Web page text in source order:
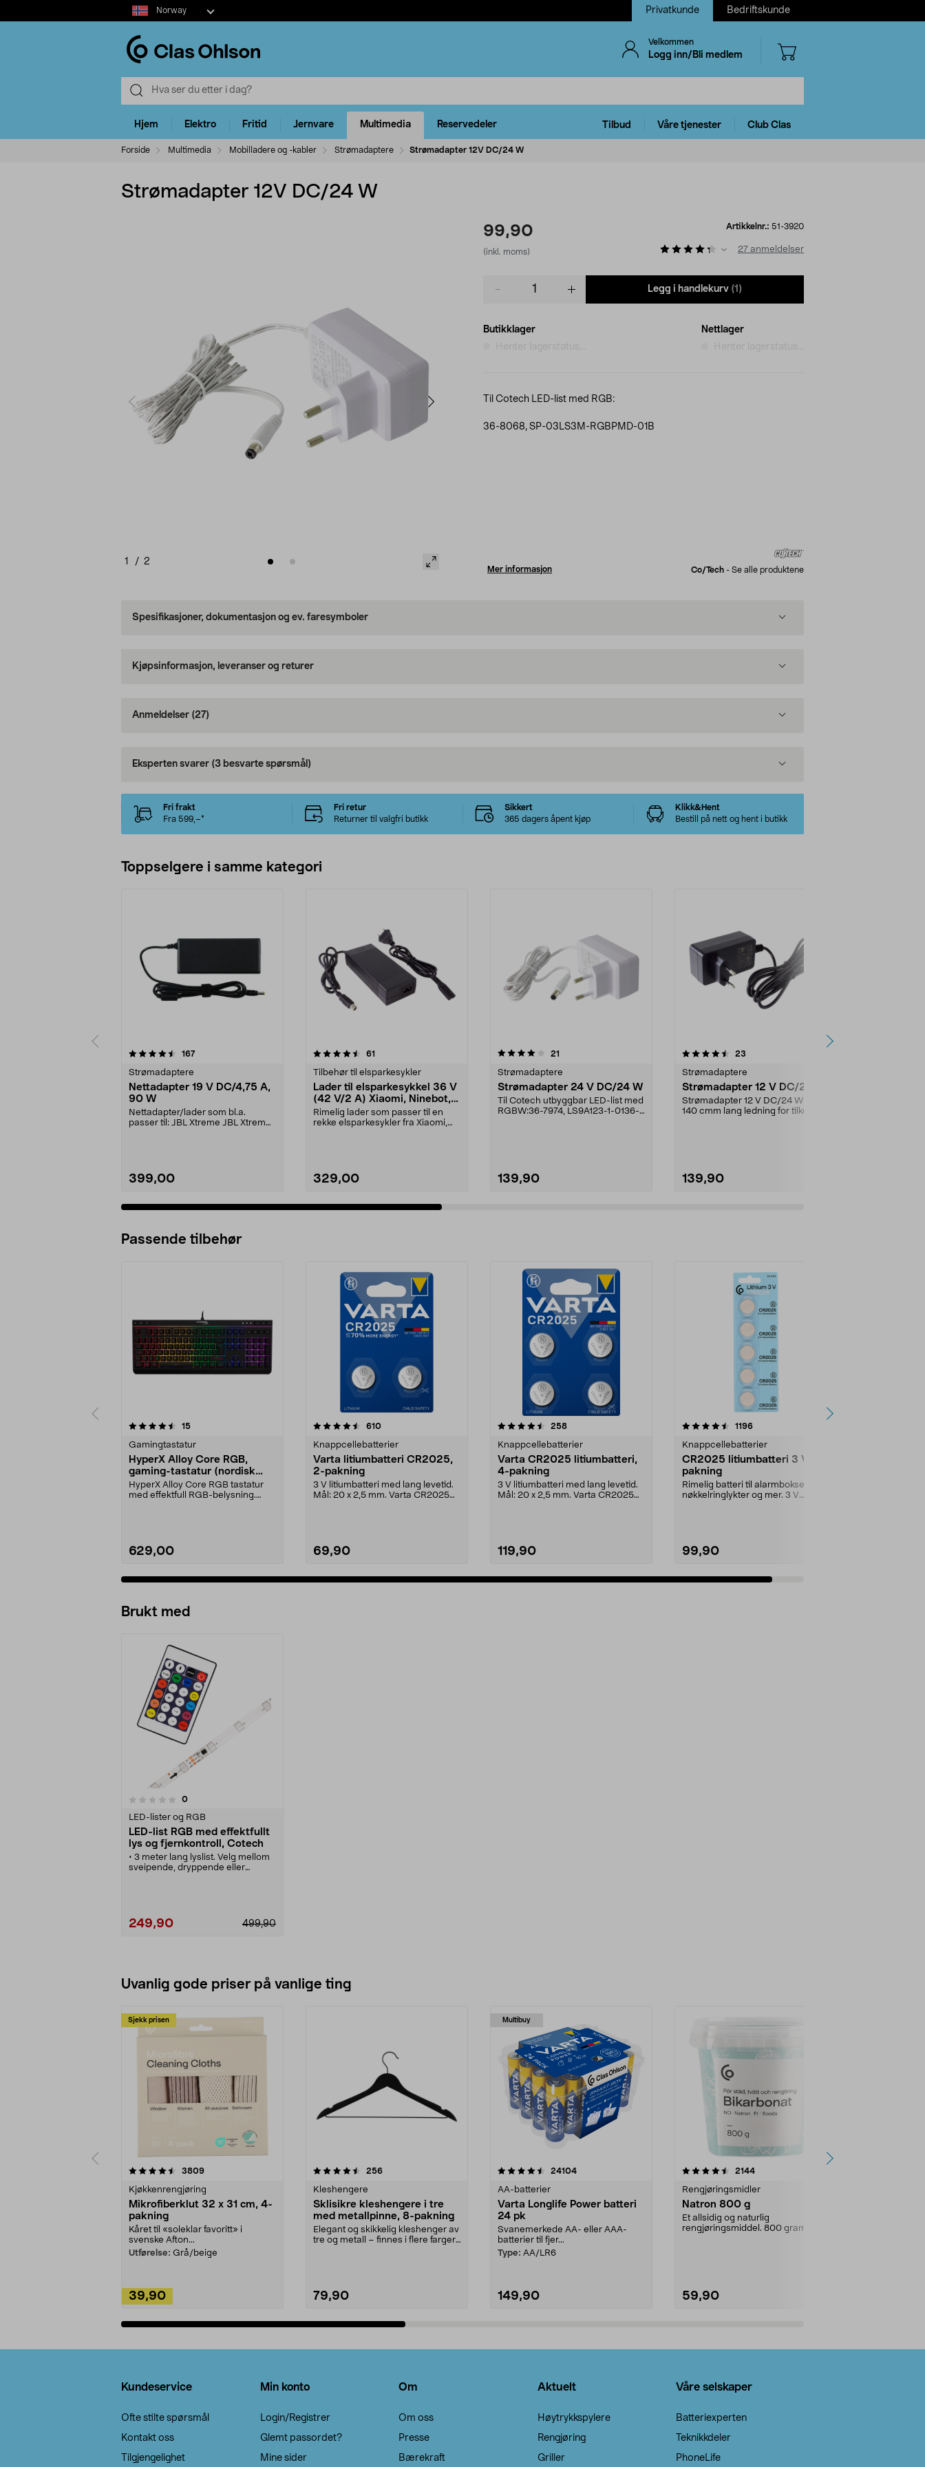
Select
market
Norway Privatkunde Bedriftskunde
Velkommen
Logg inn/Bli medlem
Hjem Elektro Fritid Jernvare Multimedia Reservedeler Tilbud Våre tjenester Club Clas
Forside Multimedia Mobilladere og -kabler Strømadaptere Strømadapter 12V DC/24 W
Strømadapter 12V DC/24 W
1 / 2
99,90
(inkl. moms)
Artikkelnr.: 51-3920
27 anmeldelser
Legg i handlekurv (1)
Butikklager
Nettlager
Til Cotech LED-list med RGB:
36-8068, SP-03LS3M-RGBPMD-01B
Mer informasjon Co/tech - Se alle produktene
Spesifikasjoner, dokumentasjon og ev. faresymboler
Kjøpsinformasjon, leveranser og returer
Anmeldelser (27)
Eksperten svarer (3 besvarte spørsmål)
Fri frakt
Fra 599,–*
Fri retur
Returner til valgfri butikk
Sikkert
365 dagers åpent kjøp
Klikk&Hent
Bestill på nett og hent i butikk
Toppselgere i samme kategori
167anmeldelser
Strømadaptere
Nettadapter 19 V DC/4,75 A,
90 W
Nettadapter/lader som bl.a.
passer til: JBL Xtreme JBL Xtreme
399,00
4.5 av 5 stjerner 61
Tilbehør til elsparkesykler
Lader til elsparkesykkel 36 V
(42 V/2 A) Xiaomi, Ninebot,
E-Way mfl.
Rimelig lader som passer til en
rekke elsparkesykler fra Xiaomi,
329,00
4.0 av 5 stjerner 21
Strømadaptere
Strømadapter 24 V DC/24 W
Til Cotech utbyggbar LED-list med
RGBW:36-7974, LS9A123-1-0136-
139,90
4.5 av 5 stjerner 23
Strømadaptere
Strømadapter 12 V DC/24 W
Strømadapter 12 V DC/24 W med
140 cmm lang ledning for tilkobling
139,90
4.5 av 5 stjerner
Passende tilbehør
15anmeldelser
Gamingtastatur
HyperX Alloy Core RGB,
gaming-tastatur (nordisk
layout)
HyperX Alloy Core RGB tastatur
med effektfull RGB-belysning.
629,00
4.5av 5 stjerner 610anmeldelser
Knappcellebatterier
Varta litiumbatteri CR2025,
2-pakning
3 V litiumbatteri med lang levetid.
Mål: 20 x 2,5 mm. Varta CR2025
69,90
4.5av 5 stjerner 258anmeldelser
Knappcellebatterier
Varta CR2025 litiumbatteri,
4-pakning
3 V litiumbatteri med lang levetid.
Mål: 20 x 2,5 mm. Varta CR2025
119,90
4.5av 5 stjerner 1196anmeldelser
Knappcellebatterier
CR2025 litiumbatteri 3 V, 5-
pakning
Rimelig batteri til alarmbokser,
nøkkelringlykter og mer. 3 V
99,90
Brukt med
0anmeldelser
LED-lister og RGB
LED-list RGB med effektfullt
lys og fjernkontroll, Cotech
• 3 meter lang lyslist. Velg mellom
sveipende, dryppende eller
• Stemningsfull belysning med 90
RGB LED. Til innendørs bruk.
499,90
249,90
Uvanlig gode priser på vanlige ting
Sjekk prisen
3809anmeldelser
Kjøkkenrengjøring
Mikrofiberklut 32 x 31 cm, 4-
pakning
Kåret til «soleklar favoritt» i
svenske Afton...
Utførelse: Grå/beige
39,90
4.5av 5 stjerner 256anmeldelser
Kleshengere
Sklisikre kleshengere i tre
med metallpinne, 8-pakning
Elegant og skikkelig kleshenger av
tre og metall – finnes i flere farger.
79,90
Multibuy
4.5av 5 stjerner 24104anmeldelser
AA-batterier
Varta Longlife Power batteri
24 pk
Svanemerkede AA- eller AAA-
batterier til fjer...
Type: AA/LR6
149,90
4.5av 5 stjerner 2144anmeldelser
Rengjøringsmidler
Natron 800 g
Et allsidig og naturlig
rengjøringsmiddel. 800 gram
59,90
4.0av 5 stjerner
Kundeservice
Ofte stilte spørsmål
Kontakt oss
Tilgjengelighet
Min konto
Login/Registrer
Glemt passordet?
Mine sider
Om
Om oss
Presse
Bærekraft
Aktuelt
Høytrykkspylere
Rengjøring
Griller
Våre selskaper
Batteriexperten
Teknikkdeler
PhoneLife